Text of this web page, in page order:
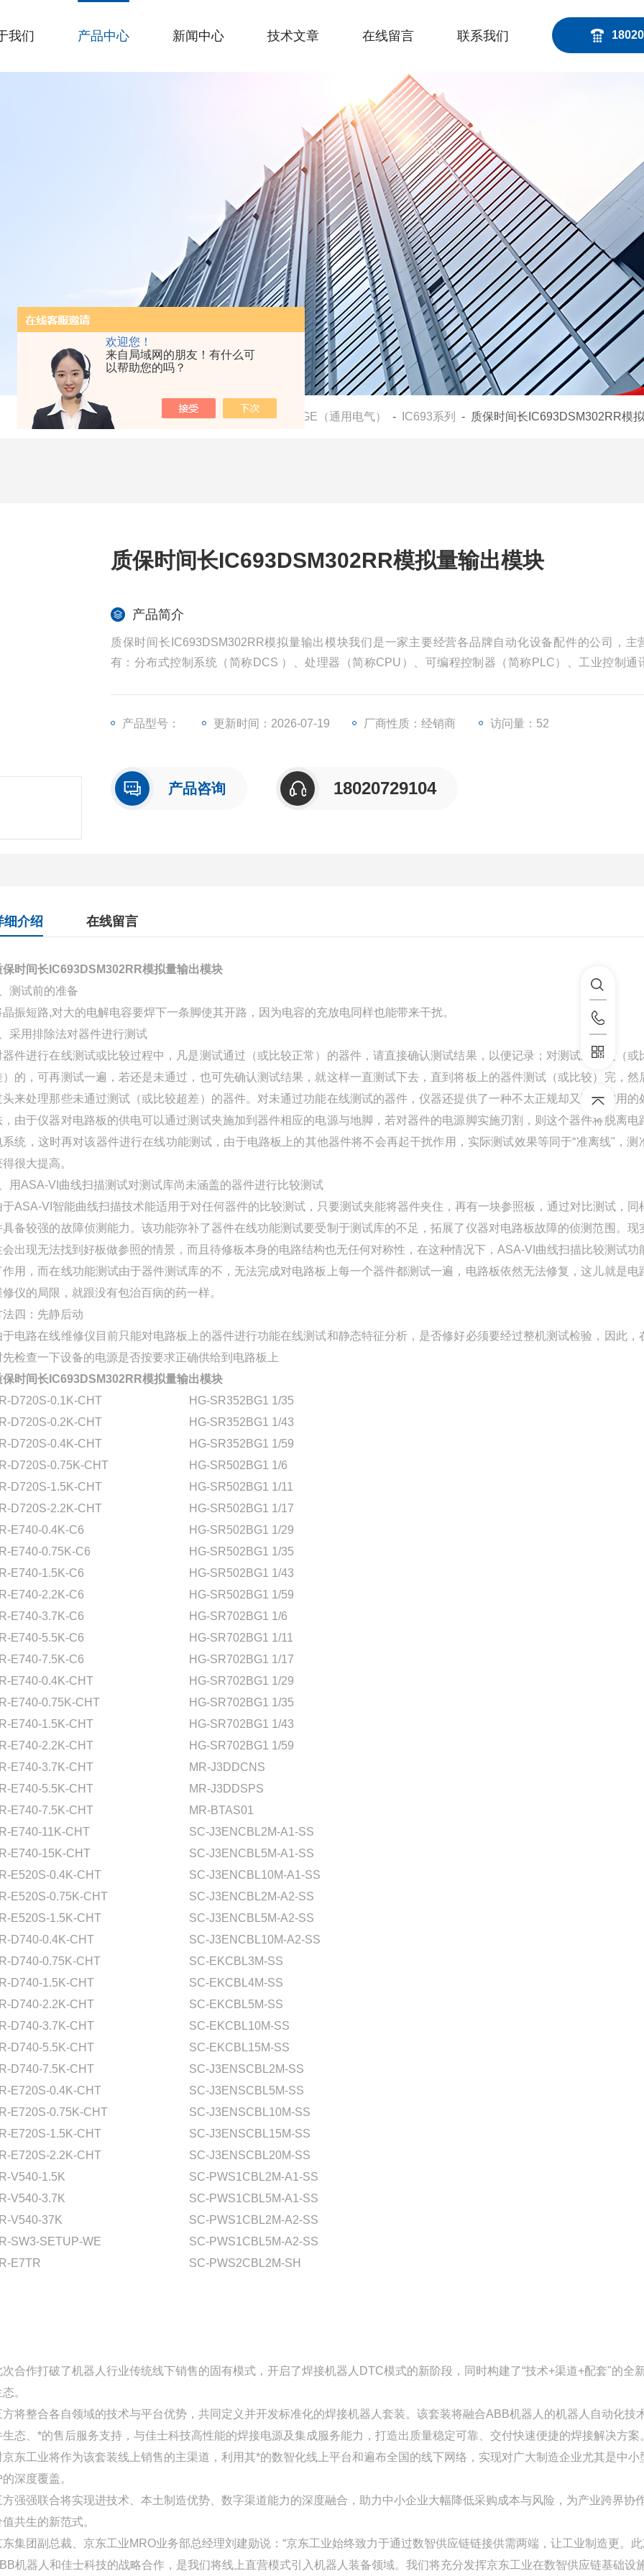
欢迎您！
来自局域网的朋友！有什么可
以帮助您的吗？
我们 产品中心 新闻中心 技术文章 在线留言 联系我们
当前位置：首页-产品中心 GE（通用电气） - IC693系列 - 质保时间长IC693DSM302RR模
质保时间长IC693DSM302RR模拟量输出模块
产品简介
质保时间长IC693DSM302RR模拟量输出模块我们是一家主要经营各品牌自动化设备配件的公司，主
有：分布式控制系统（简称DCS ）、处理器（简称CPU）、可编程控制器（简称PLC）、工业控制通
产品型号： 更新时间：2026-07-19 厂商性质：经销商 访问量：52
产品咨询 18020729104
细介绍 在线留言
保时间长IC693DSM302RR模拟量输出模块
测试前的准备
晶振短路,对大的电解电容要焊下一条脚使其开路，因为电容的充放电同样也能带来干扰。
采用排除法对器件进行测试
器件进行在线测试或比较过程中，凡是测试通过（或比较正常）的器件，请直接确认测试结果，以便记录；对测试未通过（或
）的，可再测试一遍，若还是未通过，也可先确认测试结果，就这样一直测试下去，直到将板上的器件测试（或比较）完，然
头来处理那些未通过测试（或比较超差）的器件。对未通过功能在线测试的器件，仪器还提供了一种不太正规却又比较实用的
，由于仪器对电路板的供电可以通过测试夹施加到器件相应的电源与地脚，若对器件的电源脚实施刃割，则这个器件将脱离电
系统，这时再对该器件进行在线功能测试，由于电路板上的其他器件将不会再起干扰作用，实际测试效果等同于“准离线"，测
得很大提高。
用ASA-VI曲线扫描测试对测试库尚未涵盖的器件进行比较测试
于ASA-VI智能曲线扫描技术能适用于对任何器件的比较测试，只要测试夹能将器件夹住，再有一块参照板，通过对比测试，同
具备较强的故障侦测能力。该功能弥补了器件在线功能测试要受制于测试库的不足，拓展了仪器对电路板故障的侦测范围。现
会出现无法找到好板做参照的情景，而且待修板本身的电路结构也无任何对称性，在这种情况下，ASA-VI曲线扫描比较测试功
作用，而在线功能测试由于器件测试库的不，无法完成对电路板上每一个器件都测试一遍，电路板依然无法修复，这儿就是电
修仪的局限，就跟没有包治百病的药一样。
法四：先静后动
于电路在线维修仪目前只能对电路板上的器件进行功能在线测试和静态特征分析，是否修好必须要经过整机测试检验，因此，
先检查一下设备的电源是否按要求正确供给到电路板上
保时间长IC693DSM302RR模拟量输出模块
D720S-0.1K-CHT
HG-SR352BG1 1/35
D720S-0.2K-CHT
HG-SR352BG1 1/43
D720S-0.4K-CHT
HG-SR352BG1 1/59
D720S-0.75K-CHT
HG-SR502BG1 1/6
D720S-1.5K-CHT
HG-SR502BG1 1/11
D720S-2.2K-CHT
HG-SR502BG1 1/17
E740-0.4K-C6
HG-SR502BG1 1/29
E740-0.75K-C6
HG-SR502BG1 1/35
E740-1.5K-C6
HG-SR502BG1 1/43
E740-2.2K-C6
HG-SR502BG1 1/59
E740-3.7K-C6
HG-SR702BG1 1/6
E740-5.5K-C6
HG-SR702BG1 1/11
E740-7.5K-C6
HG-SR702BG1 1/17
E740-0.4K-CHT
HG-SR702BG1 1/29
E740-0.75K-CHT
HG-SR702BG1 1/35
E740-1.5K-CHT
HG-SR702BG1 1/43
E740-2.2K-CHT
HG-SR702BG1 1/59
E740-3.7K-CHT
MR-J3DDCNS
E740-5.5K-CHT
MR-J3DDSPS
E740-7.5K-CHT
MR-BTAS01
E740-11K-CHT
SC-J3ENCBL2M-A1-SS
E740-15K-CHT
SC-J3ENCBL5M-A1-SS
E520S-0.4K-CHT
SC-J3ENCBL10M-A1-SS
E520S-0.75K-CHT
SC-J3ENCBL2M-A2-SS
E520S-1.5K-CHT
SC-J3ENCBL5M-A2-SS
D740-0.4K-CHT
SC-J3ENCBL10M-A2-SS
D740-0.75K-CHT
SC-EKCBL3M-SS
D740-1.5K-CHT
SC-EKCBL4M-SS
D740-2.2K-CHT
SC-EKCBL5M-SS
D740-3.7K-CHT
SC-EKCBL10M-SS
D740-5.5K-CHT
SC-EKCBL15M-SS
D740-7.5K-CHT
SC-J3ENSCBL2M-SS
E720S-0.4K-CHT
SC-J3ENSCBL5M-SS
E720S-0.75K-CHT
SC-J3ENSCBL10M-SS
E720S-1.5K-CHT
SC-J3ENSCBL15M-SS
E720S-2.2K-CHT
SC-J3ENSCBL20M-SS
V540-1.5K
SC-PWS1CBL2M-A1-SS
V540-3.7K
SC-PWS1CBL5M-A1-SS
V540-37K
SC-PWS1CBL2M-A2-SS
SW3-SETUP-WE
SC-PWS1CBL5M-A2-SS
E7TR
SC-PWS2CBL2M-SH
次合作打破了机器人行业传统线下销售的固有模式，开启了焊接机器人DTC模式的新阶段，同时构建了“技术+渠道+配套"的全
。
方将整合各自领域的技术与平台优势，共同定义并开发标准化的焊接机器人套装。该套装将融合ABB机器人的机器人自动化技
生态、*的售后服务支持，与佳士科技高性能的焊接电源及集成服务能力，打造出质量稳定可靠、交付快速便捷的焊接解决方案
京东工业将作为该套装线上销售的主渠道，利用其*的数智化线上平台和遍布全国的线下网络，实现对广大制造企业尤其是中小
的深度覆盖。
方强强联合将实现进技术、本土制造优势、数字渠道能力的深度融合，助力中小企业大幅降低采购成本与风险，为产业跨界协
值共生的新范式。
东集团副总裁、京东工业MRO业务部总经理刘建勋说：“京东工业始终致力于通过数智供应链链接供需两端，让工业制造更。
机器人和佳士科技的战略合作，是我们将线上直营模式引入机器人装备领域。我们将充分发挥京东工业在数智供应链基础设